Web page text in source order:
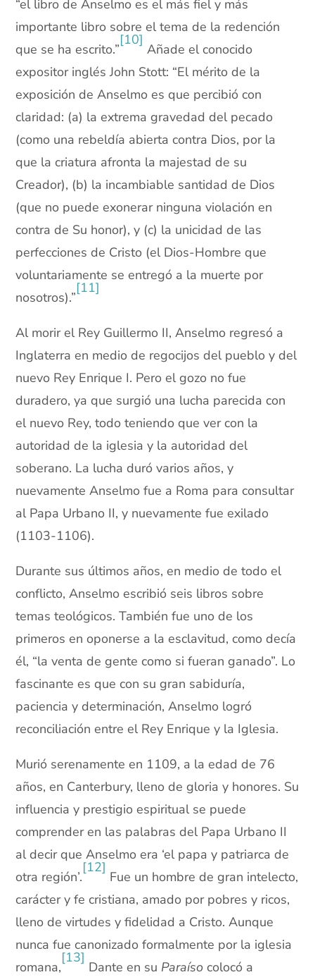
“el libro de Anselmo es el más fiel y más
importante libro sobre el tema de la redención
que se ha escrito.”
[10]
Añade el conocido
expositor inglés John Stott: “El mérito de la
exposición de Anselmo es que percibió con
claridad: (a) la extrema gravedad del pecado
(como una rebeldía abierta contra Dios, por la
que la criatura afronta la majestad de su
Creador), (b) la incambiable santidad de Dios
(que no puede exonerar ninguna violación en
contra de Su honor), y (c) la unicidad de las
perfecciones de Cristo (el Dios-Hombre que
voluntariamente se entregó a la muerte por
nosotros).”
[11]
Al morir el Rey Guillermo II, Anselmo regresó a
Inglaterra en medio de regocijos del pueblo y del
nuevo Rey Enrique I. Pero el gozo no fue
duradero, ya que surgió una lucha parecida con
el nuevo Rey, todo teniendo que ver con la
autoridad de la iglesia y la autoridad del
soberano. La lucha duró varios años, y
nuevamente Anselmo fue a Roma para consultar
al Papa Urbano II, y nuevamente fue exilado
(1103-1106).
Durante sus últimos años, en medio de todo el
conflicto, Anselmo escribió seis libros sobre
temas teológicos. También fue uno de los
primeros en oponerse a la esclavitud, como decía
él, “la venta de gente como si fueran ganado”. Lo
fascinante es que con su gran sabiduría,
paciencia y determinación, Anselmo logró
reconciliación entre el Rey Enrique y la Iglesia.
Murió serenamente en 1109, a la edad de 76
años, en Canterbury, lleno de gloria y honores. Su
influencia y prestigio espiritual se puede
comprender en las palabras del Papa Urbano II
al decir que Anselmo era ‘el papa y patriarca de
otra región’.
[12]
Fue un hombre de gran intelecto,
carácter y fe cristiana, amado por pobres y ricos,
lleno de virtudes y fidelidad a Cristo. Aunque
nunca fue canonizado formalmente por la iglesia
romana,
[13]
Dante en su Paraíso colocó a